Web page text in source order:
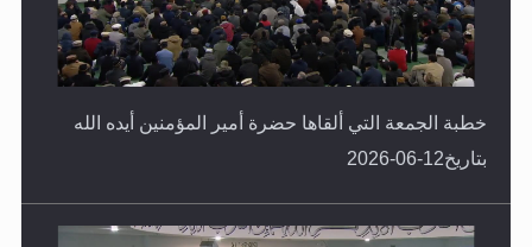
خطبة الجمعة التي ألقاها حضرة أمير المؤمنين أيده الله
بتاريخ12-06-2026